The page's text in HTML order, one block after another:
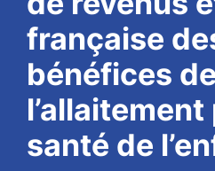
française
bénéfices de
santé de